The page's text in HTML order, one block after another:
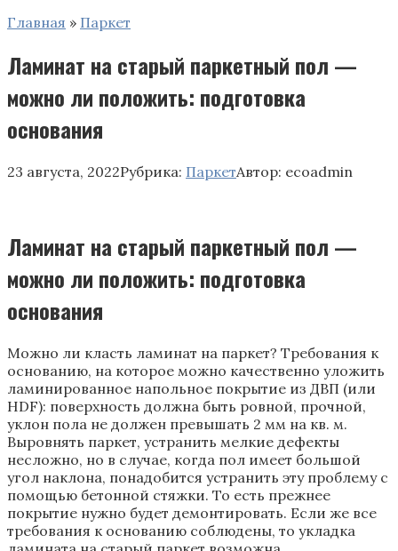
Главная » Паркет
Ламинат на старый паркетный пол —
можно ли положить: подготовка
основания
23 августа, 2022Рубрика: ПаркетАвтор: ecoadmin
Ламинат на старый паркетный пол —
можно ли положить: подготовка
основания
Можно ли класть ламинат на паркет? Требования к
основанию, на которое можно качественно уложить
ламинированное напольное покрытие из ДВП (или
HDF): поверхность должна быть ровной, прочной,
уклон пола не должен превышать 2 мм на кв. м.
Выровнять паркет, устранить мелкие дефекты
несложно, но в случае, когда пол имеет большой
угол наклона, понадобится устранить эту проблему с
помощью бетонной стяжки. То есть прежнее
покрытие нужно будет демонтировать. Если же все
требования к основанию соблюдены, то укладка